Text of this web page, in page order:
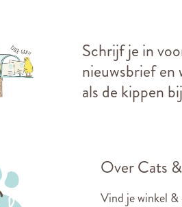
Schrijf je in
nieuwsbrief en
als de kippen
Over Cats
Vind je winkel &